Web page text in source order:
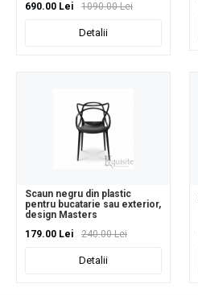
690.00 Lei
1090.00 Lei
Detalii
Scaun negru din plastic
pentru bucatarie sau exterior,
design Masters
179.00 Lei
240.00 Lei
Detalii